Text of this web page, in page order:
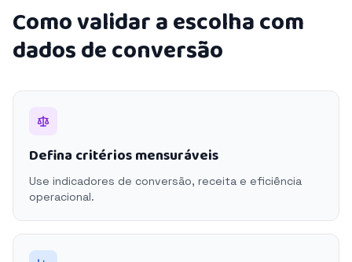
Como validar a escolha com
dados de conversão
Defina critérios mensuráveis
Use indicadores de conversão, receita e eficiência
operacional.